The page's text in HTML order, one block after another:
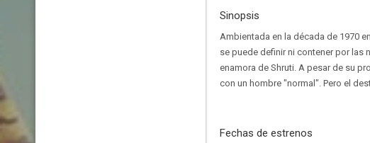
Sinopsis
Ambientada en la década de 1970
se puede definir ni contener por las
enamora de Shruti. A pesar de su
con un hombre "normal". Pero el
Fechas de estrenos